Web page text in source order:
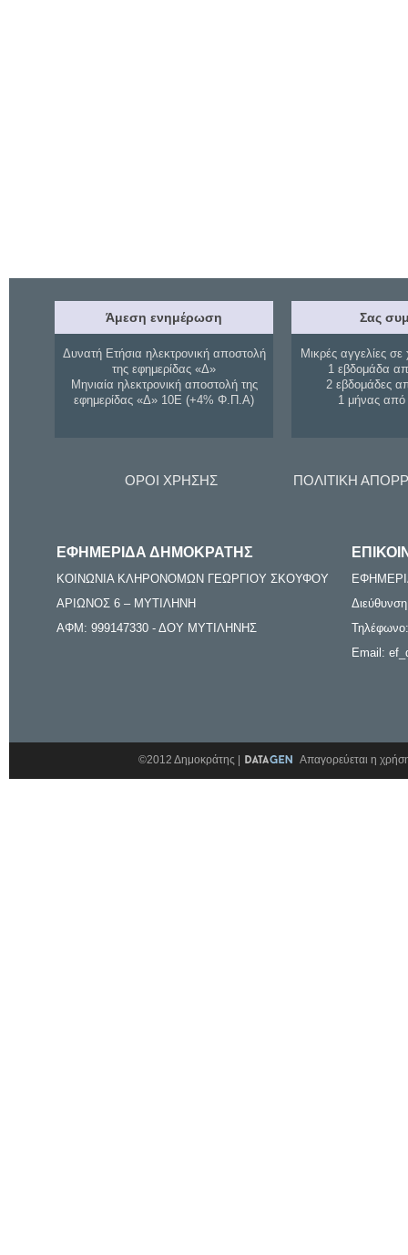
Άμεση ενημέρωση
Δυνατή Ετήσια ηλεκτρονική αποστολή
της εφημερίδας «Δ»
Μηνιαία ηλεκτρονική αποστολή της
εφημερίδας «Δ» 10Ε (+4% Φ.Π.Α)
Σας
Μικρές αγγελίες σε
1 εβδομάδα
2 εβδομάδες
1 μήνας
ΟΡΟΙ ΧΡΗΣΗΣ ΠΟΛΙΤΙΚΗ
ΕΦΗΜΕΡΙΔΑ ΔΗΜΟΚΡΑΤΗΣ
ΚΟΙΝΩΝΙΑ ΚΛΗΡΟΝΟΜΩΝ ΓΕΩΡΓΙΟΥ ΣΚΟΥΦΟΥ
ΑΡΙΩΝΟΣ 6 – ΜΥΤΙΛΗΝΗ
ΑΦΜ: 999147330 - ΔΟΥ ΜΥΤΙΛΗΝΗΣ
Email:
©2012 Δημοκράτης | Απαγορεύεται η